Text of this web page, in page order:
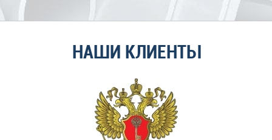
НАШИ КЛИЕНТЫ